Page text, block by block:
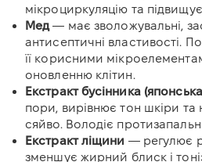
мікроциркуляцію та
Мед— має зволожувальні,
антисептичні властивості.
її корисними
оновленню клітин.
Екстракт бусінника
пори, вирівнює тон шкіри та
сяйво. Володіє
Екстракт ліщини — регулює
зменшує жирний блиск і